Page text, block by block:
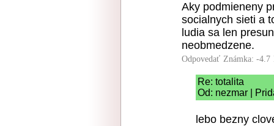
Aky podmieneny
socialnych sieti a
ludia sa len
neobmedzene.
Odpovedať Známka: -4.7
Re: totalita
Od: nezmar |
lebo bezny